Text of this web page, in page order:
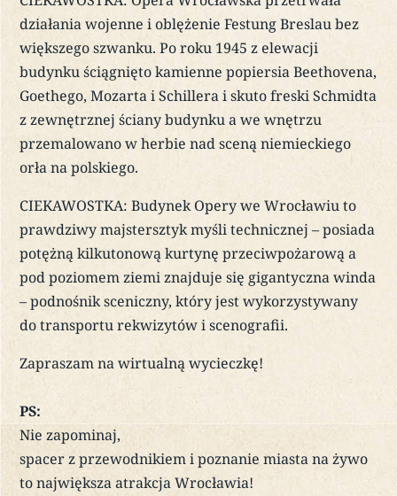
działania wojenne i oblężenie Festung Breslau bez
większego szwanku. Po roku 1945 z elewacji
budynku ściągnięto kamienne popiersia Beethovena,
Goethego, Mozarta i Schillera i skuto freski Schmidta
z zewnętrznej ściany budynku a we wnętrzu
przemalowano w herbie nad sceną niemieckiego
orła na polskiego.
CIEKAWOSTKA: Budynek Opery we Wrocławiu to
prawdziwy majstersztyk myśli technicznej – posiada
potężną kilkutonową kurtynę przeciwpożarową a
pod poziomem ziemi znajduje się gigantyczna winda
– podnośnik sceniczny, który jest wykorzystywany
do transportu rekwizytów i scenografii.
Zapraszam na wirtualną wycieczkę!
PS:
Nie zapominaj,
spacer z przewodnikiem i poznanie miasta na żywo
to największa atrakcja Wrocławia!